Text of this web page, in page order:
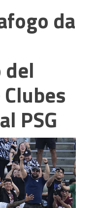
da
del
PSG